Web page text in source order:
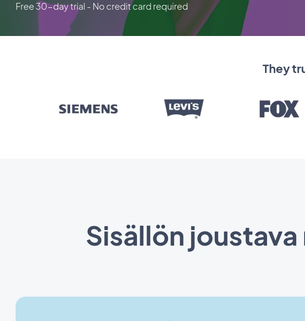
Free 30-day trial - No credit card required
They
Sisällön